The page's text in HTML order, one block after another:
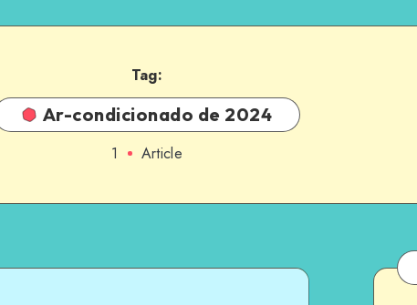
Tag:
Ar-condicionado de 2024
1 Article